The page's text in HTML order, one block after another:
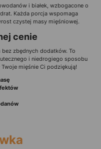
i białek, wzbogacone o
Każda porcja wspomaga
czystej masy mięśniowej.
cenie
bez zbędnych dodatków. To
i niedrogiego sposobu
mięśnie Ci podziękują!